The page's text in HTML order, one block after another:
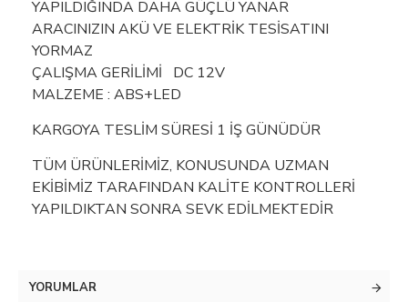
YAPILDIĞINDA DAHA GÜÇLÜ YANAR
ARACINIZIN AKÜ VE ELEKTRİK TESİSATINI
YORMAZ
ÇALIŞMA GERİLİMİ DC 12V
MALZEME : ABS+LED
KARGOYA TESLİM SÜRESİ 1 İŞ GÜNÜDÜR
TÜM ÜRÜNLERİMİZ, KONUSUNDA UZMAN
EKİBİMİZ TARAFINDAN KALİTE KONTROLLERİ
YAPILDIKTAN SONRA SEVK EDİLMEKTEDİR
YORUMLAR